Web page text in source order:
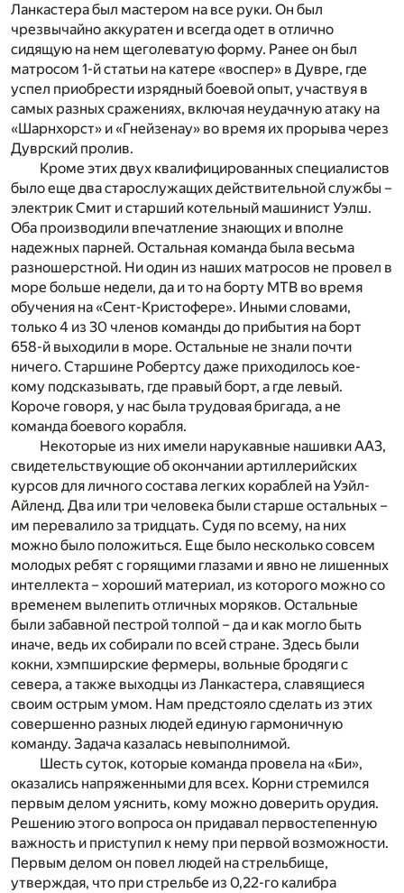
Ланкастера был мастером на все руки. Он был
чрезвычайно аккуратен и всегда одет в отлично
сидящую на нем щеголеватую форму. Ранее он был
матросом 1-й статьи на катере «воспер» в Дувре, где
успел приобрести изрядный боевой опыт, участвуя в
самых разных сражениях, включая неудачную атаку на
«Шарнхорст» и «Гнейзенау» во время их прорыва через
Дуврский пролив.
Кроме этих двух квалифицированных специалистов
было еще два старослужащих действительной службы –
электрик Смит и старший котельный машинист Уэлш.
Оба производили впечатление знающих и вполне
надежных парней. Остальная команда была весьма
разношерстной. Ни один из наших матросов не провел в
море больше недели, да и то на борту МТВ во время
обучения на «Сент-Кристофере». Иными словами,
только 4 из 30 членов команды до прибытия на борт
658-й выходили в море. Остальные не знали почти
ничего. Старшине Робертсу даже приходилось кое-
кому подсказывать, где правый борт, а где левый.
Короче говоря, у нас была трудовая бригада, а не
команда боевого корабля.
Некоторые из них имели нарукавные нашивки АА3,
свидетельствующие об окончании артиллерийских
курсов для личного состава легких кораблей на Уэйл-
Айленд. Два или три человека были старше остальных –
им перевалило за тридцать. Судя по всему, на них
можно было положиться. Еще было несколько совсем
молодых ребят с горящими глазами и явно не лишенных
интеллекта – хороший материал, из которого можно со
временем вылепить отличных моряков. Остальные
были забавной пестрой толпой – да и как могло быть
иначе, ведь их собирали по всей стране. Здесь были
кокни, хэмпширские фермеры, вольные бродяги с
севера, а также выходцы из Ланкастера, славящиеся
своим острым умом. Нам предстояло сделать из этих
совершенно разных людей единую гармоничную
команду. Задача казалась невыполнимой.
Шесть суток, которые команда провела на «Би»,
оказались напряженными для всех. Корни стремился
первым делом уяснить, кому можно доверить орудия.
Решению этого вопроса он придавал первостепенную
важность и приступил к нему при первой возможности.
Первым делом он повел людей на стрельбище,
утверждая, что при стрельбе из 0,22-го калибра